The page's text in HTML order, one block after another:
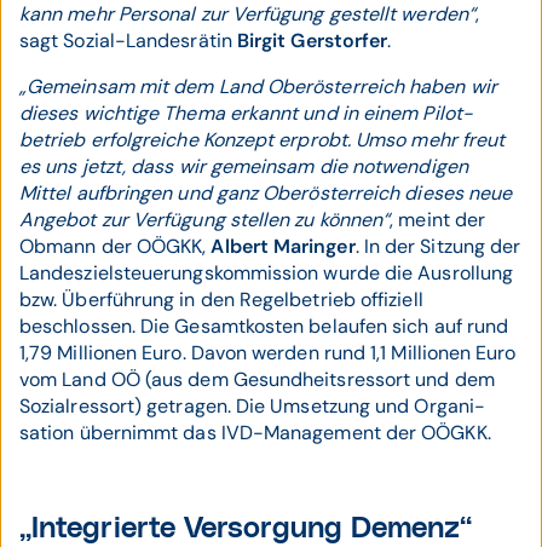
kann mehr Personal zur Verfü­gung gestellt werden“,
sagt Sozial-Landes­rätin Birgit Gerstorfer.
„Gemeinsam mit dem Land Ober­öster­reich haben wir
dieses wichtige Thema erkannt und in einem Pilot­
betrieb erfolg­reiche Konzept erprobt. Umso mehr freut
es uns jetzt, dass wir gemeinsam die not­wendigen
Mittel auf­bringen und ganz Ober­öster­reich dieses neue
Angebot zur Ver­fügung stellen zu können“, meint der
Obmann der OÖGKK,Albert Maringer. In der Sitzung der
Landes­ziel­steuerungs­kommission wurde die Aus­rollung
bzw. Über­führung in den Regel­betrieb offi­ziell
beschlossen. Die Gesamt­kosten belaufen sich auf rund
1,79 Mil­lionen Euro. Davon werden rund 1,1 Mil­lionen Euro
vom Land OÖ (aus dem Gesund­heits­ressort und dem
Sozial­ressort) getragen. Die Umsetzung und Organi­
sation über­nimmt das IVD-Management der OÖGKK.
„Integrierte Versorgung Demenz“